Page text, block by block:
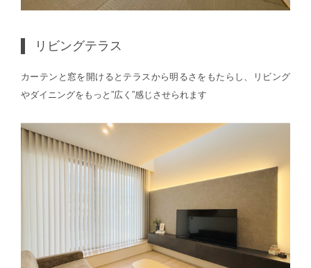
リビングテラス
カーテンと窓を開けるとテラスから明るさをもたらし、リビング
やダイニングをもっと”広く”感じさせられます